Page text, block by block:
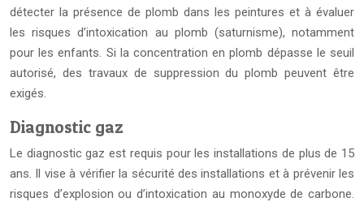
détecter la présence de plomb dans les peintures et à évaluer
les risques d’intoxication au plomb (saturnisme), notamment
pour les enfants. Si la concentration en plomb dépasse le seuil
autorisé, des travaux de suppression du plomb peuvent être
exigés.
Diagnostic gaz
Le diagnostic gaz est requis pour les installations de plus de 15
ans. Il vise à vérifier la sécurité des installations et à prévenir les
risques d’explosion ou d’intoxication au monoxyde de carbone.